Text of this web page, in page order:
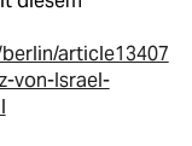
article13407
von-Israel-